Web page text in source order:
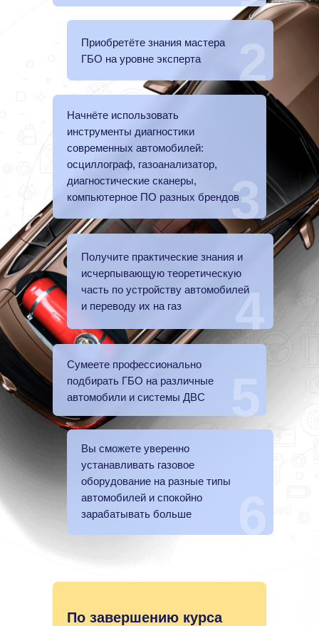
4
3
2
Приобретёте знания мастера
ГБО на уровне эксперта
Начнёте использовать
инструменты диагностики
современных автомобилей:
осциллограф, газоанализатор,
диагностические сканеры,
компьютерное ПО разных брендов
Получите практические знания и
исчерпывающую теоретическую
часть по устройству автомобилей
и переводу их на газ
Сумеете профессионально
подбирать ГБО на различные
автомобили и системы ДВС
Вы сможете уверенно
устанавливать газовое
оборудование на разные типы
автомобилей и спокойно
зарабатывать больше
По завершению курса